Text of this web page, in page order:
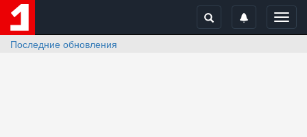
Последние обновления